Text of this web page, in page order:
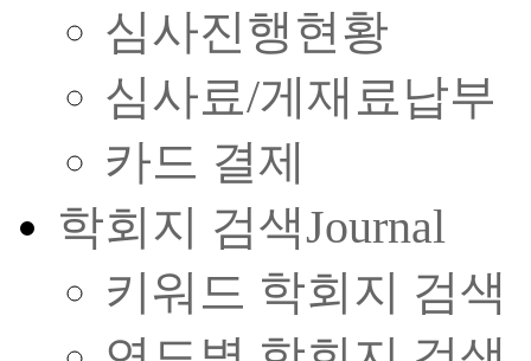
심사진행현황
심사료/게재료납부
카드 결제
학회지 검색Journal
키워드 학회지 검색